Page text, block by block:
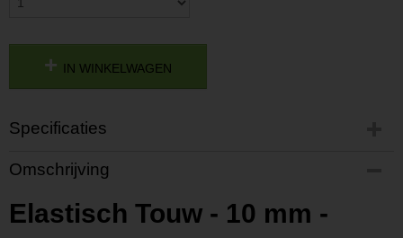
IN WINKELWAGEN
Specificaties
Productcode
P2017821020
Productcode leverancier
L2017821020
Omschrijving
Elastisch Touw - 10 mm -